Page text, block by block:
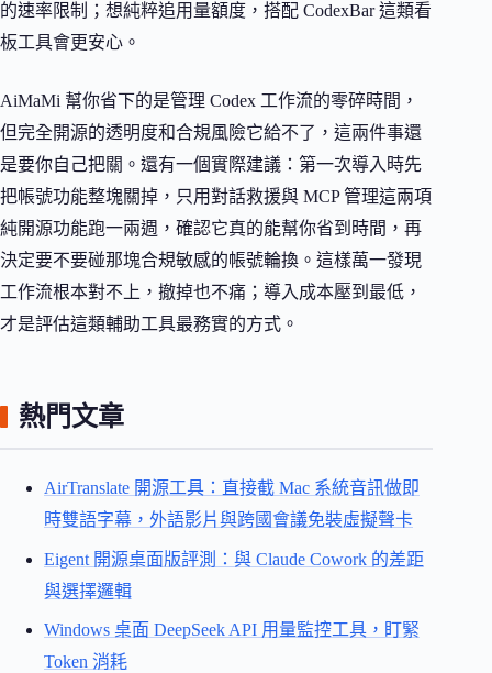
的速率限制；想純粹追用量額度，搭配 CodexBar 這類看
板工具會更安心。
AiMaMi 幫你省下的是管理 Codex 工作流的零碎時間，
但完全開源的透明度和合規風險它給不了，這兩件事還
是要你自己把關。還有一個實際建議：第一次導入時先
把帳號功能整塊關掉，只用對話救援與 MCP 管理這兩項
純開源功能跑一兩週，確認它真的能幫你省到時間，再
決定要不要碰那塊合規敏感的帳號輪換。這樣萬一發現
工作流根本對不上，撤掉也不痛；導入成本壓到最低，
才是評估這類輔助工具最務實的方式。
熱門文章
AirTranslate 開源工具：直接截 Mac 系統音訊做即
時雙語字幕，外語影片與跨國會議免裝虛擬聲卡
Eigent 開源桌面版評測：與 Claude Cowork 的差距
與選擇邏輯
Windows 桌面 DeepSeek API 用量監控工具，盯緊
Token 消耗